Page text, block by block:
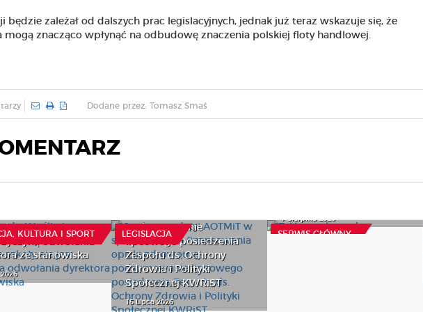
będzie zależał od dalszych prac legislacyjnych, jednak już teraz wskazuje się, że
znacząco wpłynąć na odbudowę znaczenia polskiej floty handlowej.
Dodane przez: Tomasz Smaś
KULTURA I SPORT
ze stanowiska
LEGISLACJA
podsumowanie
lipcowego posiedzenia
Zespołu ds. Ochrony
Zdrowia i Polityki
Społecznej KWRiST
15 Lipca 2026
SERWIS GŁÓWNY
7 Sierpnia 2026